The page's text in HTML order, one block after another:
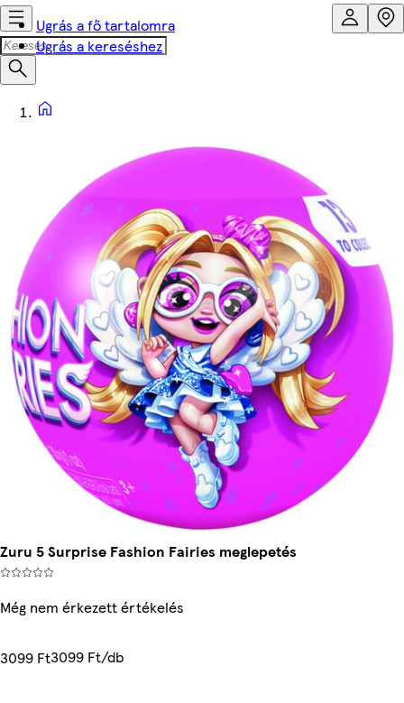
Ugrás a fő tartalomra
Ugrás a kereséshez
Zuru 5 Surprise Fashion Fairies meglepetés
Még nem érkezett értékelés
3099 Ft3099 Ft/db